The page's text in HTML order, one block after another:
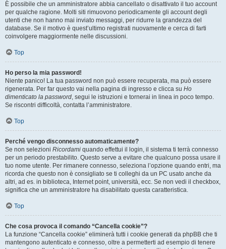
È possibile che un amministratore abbia cancellato o disattivato il tuo account
per qualche ragione. Molti siti rimuovono periodicamente gli account degli
utenti che non hanno mai inviato messaggi, per ridurre la grandezza del
database. Se il motivo è quest’ultimo registrati nuovamente e cerca di farti
coinvolgere maggiormente nelle discussioni.
Top
Ho perso la mia password!
Niente panico! La tua password non può essere recuperata, ma può essere
rigenerata. Per far questo vai nella pagina di ingresso e clicca su Ho
dimenticato la password, segui le istruzioni e tornerai in linea in poco tempo.
Se riscontri difficoltà, contatta l’amministratore.
Top
Perché vengo disconnesso automaticamente?
Se non selezioni Ricordami quando effettui il login, il sistema ti terrà connesso
per un periodo prestabilito. Questo serve a evitare che qualcuno possa usare il
tuo nome utente. Per rimanere connesso, seleziona l’opzione quando entri, ma
ricorda che questo non è consigliato se ti colleghi da un PC usato anche da
altri, ad es. in biblioteca, Internet point, università, ecc. Se non vedi il checkbox,
significa che un amministratore ha disabilitato questa caratteristica.
Top
Che cosa provoca il comando “Cancella cookie”?
La funzione “Cancella cookie” eliminerà tutti i cookie generati da phpBB che ti
mantengono autenticato e connesso, oltre a permetterti ad esempio di tenere